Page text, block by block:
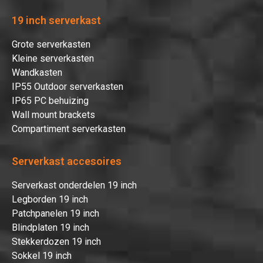
19 inch serverkast
Grote serverkasten
Kleine serverkasten
Wandkasten
IP55 Outdoor serverkasten
IP65 PC behuizing
Wall mount brackets
Compartiment serverkasten
Serverkast accesoires
Serverkast onderdelen 19 inch
Legborden 19 inch
Patchpanelen 19 inch
Blindplaten 19 inch
Stekkerdozen 19 inch
Sokkel 19 inch